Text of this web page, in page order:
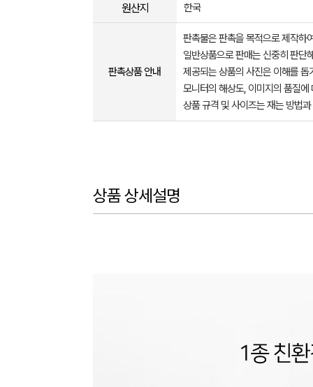
원산지 한국
판촉상품 안내
판촉물은 판촉을 목적으로 제작하
일반상품으로 판매는 신중히 판단
제공되는 상품의 사진은 이해를
모니터의 해상도, 이미지의 품질
상품 규격 및 사이즈는 재는 방법
상품 상세설명